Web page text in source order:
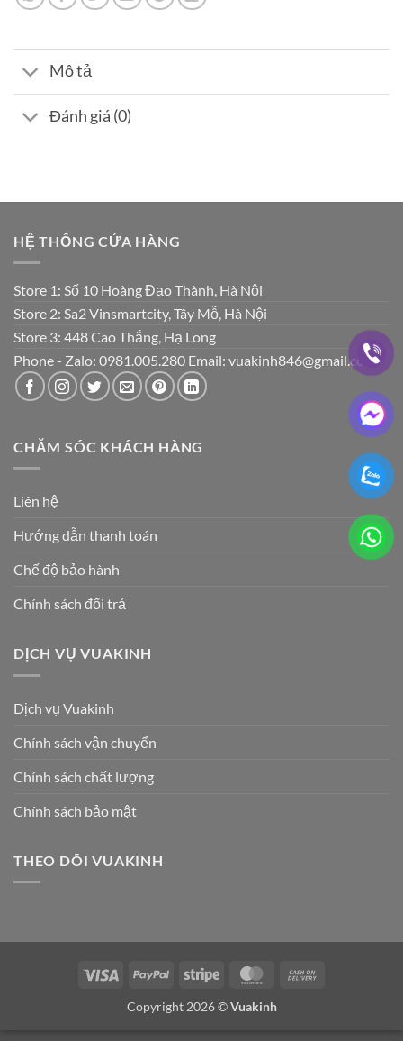
Mô tả
Đánh giá (0)
HỆ THỐNG CỬA HÀNG
Store 1: Số 10 Hoàng Đạo Thành, Hà Nội
Store 2: Sa2 Vinsmartcity, Tây Mỗ, Hà Nội
Store 3: 448 Cao Thắng, Hạ Long
Phone - Zalo: 0981.005.280 Email: vuakinh846@gmail.com
CHĂM SÓC KHÁCH HÀNG
Liên hệ
Hướng dẫn thanh toán
Chế độ bảo hành
Chính sách đổi trả
DỊCH VỤ VUAKINH
Dịch vụ Vuakinh
Chính sách vận chuyển
Chính sách chất lượng
Chính sách bảo mật
THEO DÕI VUAKINH
Visa PayPal Stripe MasterCard
Copyright 2026 ©Vuakinh